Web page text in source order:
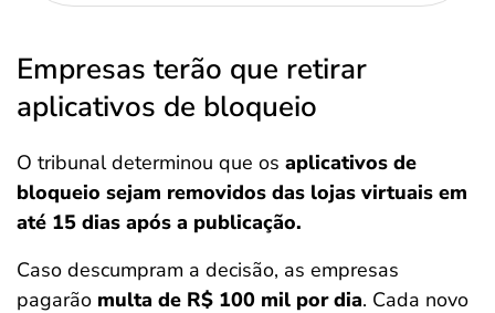
Empresas terão que retirar
aplicativos de bloqueio
O tribunal determinou que os aplicativos de
bloqueio sejam removidos das lojas virtuais em
até 15 dias após a publicação.
Caso descumpram a decisão, as empresas
pagarão multa de R$ 100 mil por dia. Cada novo